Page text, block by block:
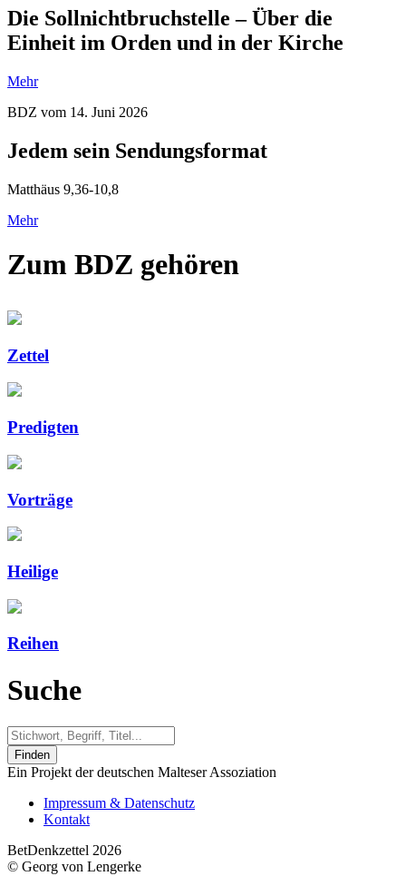
Die Sollnichtbruchstelle – Über die
Einheit im Orden und in der Kirche
Mehr
BDZ vom 14. Juni 2026
Jedem sein Sendungsformat
Matthäus 9,36-10,8
Mehr
Zum BDZ gehören
Zettel
Predigten
Vorträge
Heilige
Reihen
Suche
Finden
Ein Projekt der deutschen Malteser Assoziation
Impressum & Datenschutz
Kontakt
BetDenkzettel 2026
© Georg von Lengerke